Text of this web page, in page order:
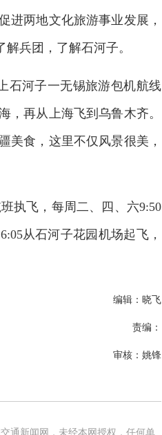
进两地文化旅游事业发展，
兵团，了解石河子。
石河子一无锡旅游包机航线
，再从上海飞到乌鲁木齐。
美食，这里不仅风景很美，
执飞，每周二、四、六9:50
从石河子花园机场起飞，
编辑：晓飞
责编：
审核：姚锋
通新闻网，未经本网授权，任何单